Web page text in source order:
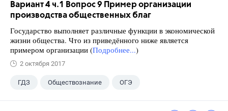
Вариант 4 ч.1 Вопрос 9 Пример организации
производства общественных благ
Государство выполняет различные функции в экономической
жизни общества. Что из приведённого ниже является
примером организации (Подробнее...)
2 октября 2017
ГДЗ Обществознание ОГЭ